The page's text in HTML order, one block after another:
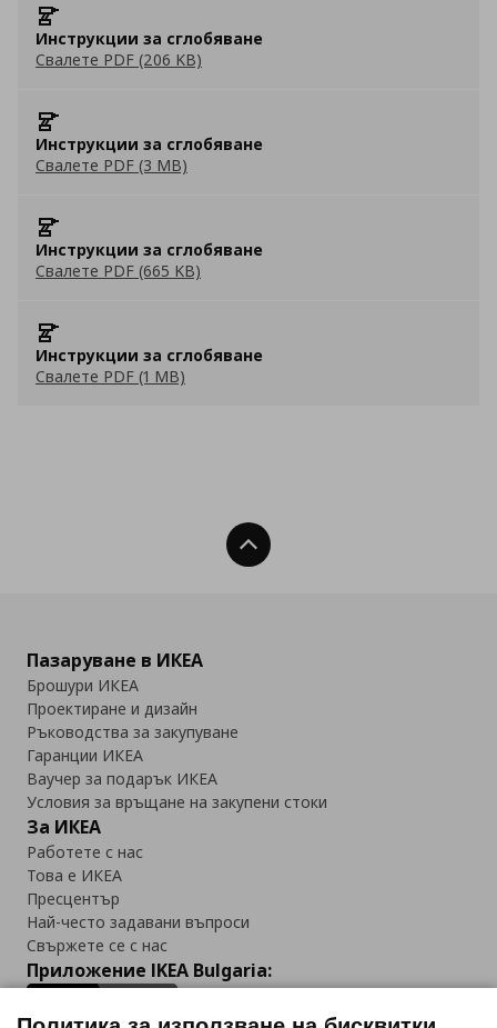
Инструкции за сглобяване
Свалете PDF (206 KB)
Инструкции за сглобяване
Свалете PDF (3 MB)
Инструкции за сглобяване
Свалете PDF (665 KB)
Инструкции за сглобяване
Свалете PDF (1 MB)
Нагоре
Пазаруване в ИКЕА
Брошури ИКЕА
Проектиране и дизайн
Ръководства за закупуване
Гаранции ИКЕА
Ваучер за подарък ИКЕА
Условия за връщане на закупени стоки
За ИКЕА
Работете с нас
Това е ИКЕА
Пресцентър
Най-често задавани въпроси
Свържете се с нас
Приложение IKEA Bulgaria: